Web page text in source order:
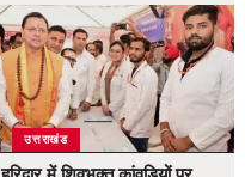
उत्तराखंड